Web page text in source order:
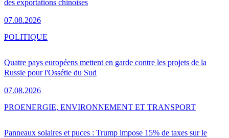
des exportations chinoises
07.08.2026
Quatre pays européens mettent en garde contre les projets de la
Russie pour l'Ossétie du Sud
07.08.2026
POLITIQUE
Panneaux solaires et puces : Trump impose 15% de taxes sur le
PROENERGIE, ENVIRONNEMENT ET TRANSPORT